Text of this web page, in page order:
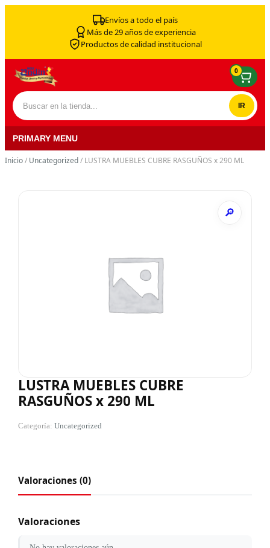
Envíos a todo el país
Más de 29 años de experiencia
Productos de calidad institucional
Buscar por:
0
PRIMARY MENU
Inicio/ Uncategorized/ LUSTRA MUEBLES CUBRE RASGUÑOS x 290 ML
LUSTRA MUEBLES CUBRE
RASGUÑOS x 290 ML
Categoría: Uncategorized
Valoraciones (0)
Valoraciones